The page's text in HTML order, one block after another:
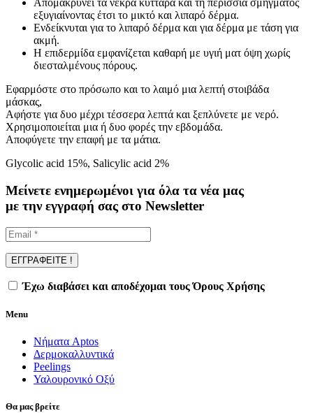
Απομακρύνει τα νεκρά κύτταρα και τη περίσσια σμήγματος
εξυγιαίνοντας έτσι το μικτό και λιπαρό δέρμα.
Ενδείκνυται για το λιπαρό δέρμα και για δέρμα με τάση για
ακμή.
Η επιδερμίδα εμφανίζεται καθαρή με υγιή ματ όψη χωρίς
διεσταλμένους πόρους.
Εφαρμόστε στο πρόσωπο και το λαιμό μια λεπτή στοιβάδα
μάσκας,
Αφήστε για δυο μέχρι τέσσερα λεπτά και ξεπλύνετε με νερό.
Χρησιμοποιείται μια ή δυο φορές την εβδομάδα.
Αποφύγετε την επαφή με τα μάτια.
Glycolic acid 15%, Salicylic acid 2%
Μείνετε ενημερωμένοι για όλα τα νέα μας
με την εγγραφή σας στο Newsletter
Έχω διαβάσει και αποδέχομαι τους Όρους Χρήσης
Menu
Νήματα Aptos
Δερμοκαλλυντικά
Peelings
Υαλουρονικό Οξύ
Θα μας βρείτε